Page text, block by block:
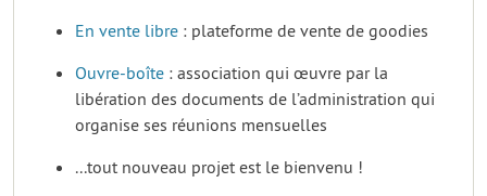
En vente libre : plateforme de vente de goodies
Ouvre-boîte : association qui œuvre par la
libération des documents de l’administration qui
organise ses réunions mensuelles
...tout nouveau projet est le bienvenu !